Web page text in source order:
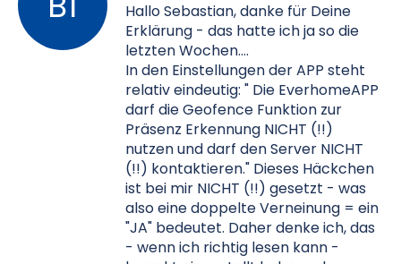
Hallo Sebastian, danke für Deine
Erklärung - das hatte ich ja so die
letzten Wochen....
In den Einstellungen der APP steht
relativ eindeutig: " Die EverhomeAPP
darf die Geofence Funktion zur
Präsenz Erkennung NICHT (!!)
nutzen und darf den Server NICHT
(!!) kontaktieren." Dieses Häckchen
ist bei mir NICHT (!!) gesetzt - was
also eine doppelte Verneinung = ein
"JA" bedeutet. Daher denke ich, das
- wenn ich richtig lesen kann -